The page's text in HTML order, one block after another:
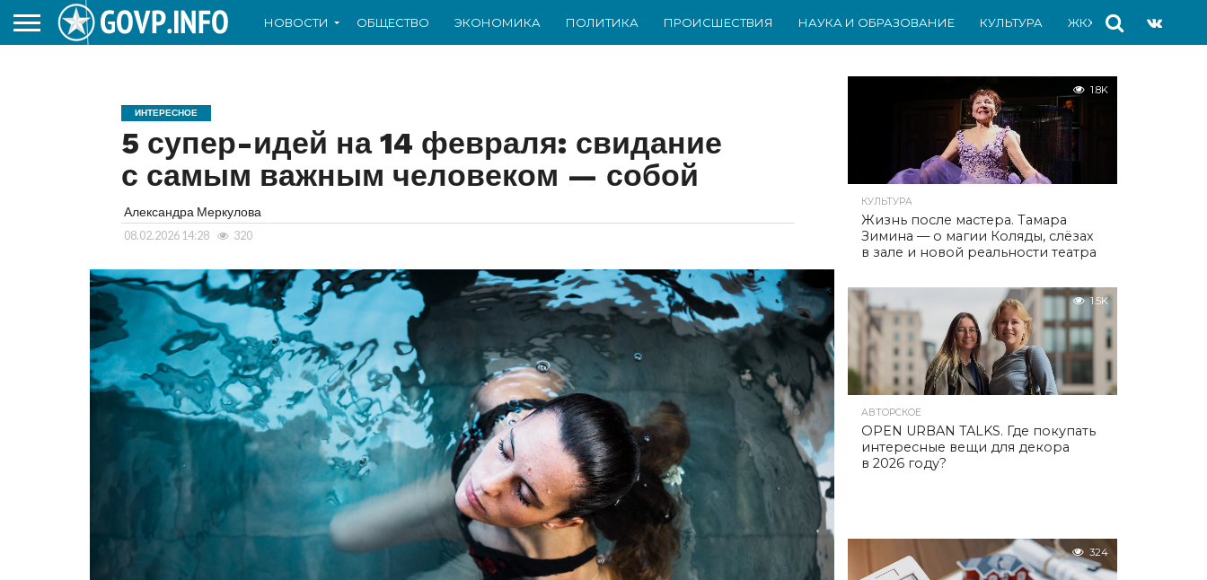
НОВОСТИ ОБЩЕСТВО ЭКОНОМИКА ПОЛИТИКА ПРОИСШЕСТВИЯ НАУКА И ОБРАЗОВАНИЕ КУЛЬТУРА ЖКХ СПОРТ
ИНТЕРЕСНОЕ
5 супер-идей на 14 февраля: свидание
с самым важным человеком — собой
Александра Меркулова
08.02.2026 14:28 320
1.8K
КУЛЬТУРА
Жизнь после мастера. Тамара
Зимина — о магии Коляды, слёзах
в зале и новой реальности театра
1.5K
АВТОРСКОЕ
OPEN URBAN TALKS. Где покупать
интересные вещи для декора
в 2026 году?
324